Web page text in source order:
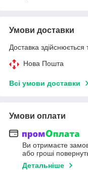
Умови доставки
Доставка здійснюється
Нова Пошта
Всі умови доставки
Умови оплати
Ви отримаєте
або гроші
Детальніше